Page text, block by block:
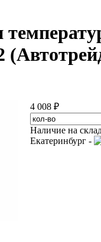
4 008 ₽
Наличие на
Екатеринбург -